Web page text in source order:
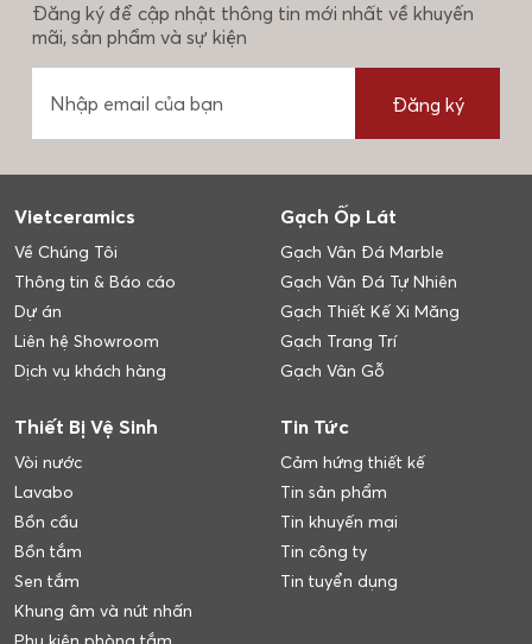
Đăng ký để cập nhật thông tin mới nhất về khuyến
mãi, sản phẩm và sự kiện
Đăng ký
Vietceramics
Về Chúng Tôi
Thông tin & Báo cáo
Dự án
Liên hệ Showroom
Dịch vụ khách hàng
Gạch Ốp Lát
Gạch Vân Đá Marble
Gạch Vân Đá Tự Nhiên
Gạch Thiết Kế Xi Măng
Gạch Trang Trí
Gạch Vân Gỗ
Thiết Bị Vệ Sinh
Vòi nước
Lavabo
Bồn cầu
Bồn tắm
Sen tắm
Khung âm và nút nhấn
Tin Tức
Cảm hứng thiết kế
Tin sản phẩm
Tin khuyến mại
Tin công ty
Tin tuyển dụng